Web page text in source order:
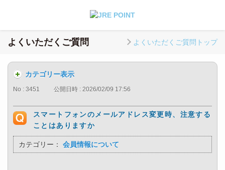
よくいただくご質問 よくいただくご質問トップ
カテゴリー表示
No : 3451 公開日時 : 2026/02/09 17:56
スマートフォンのメールアドレス変更時、注意する
ことはありますか
カテゴリー： 会員情報について